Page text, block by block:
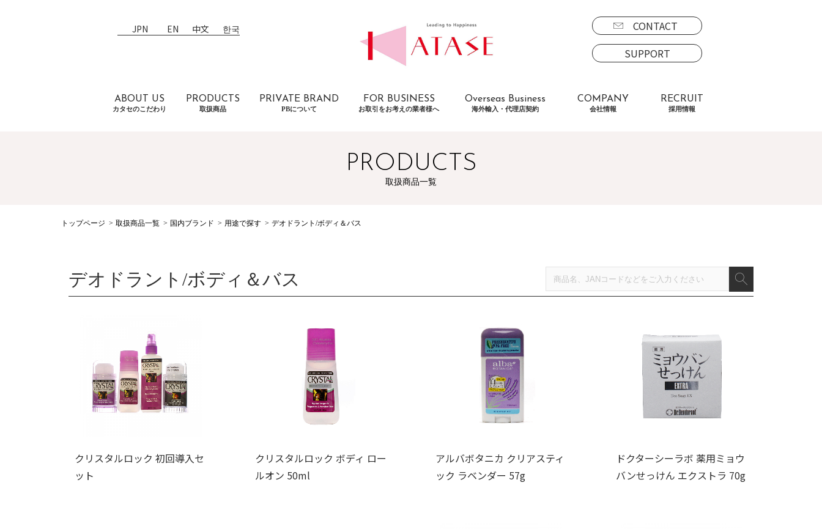
JPN EN 中文 한국
CONTACT
SUPPORT
ABOUT US
カタセのこだわり
PRODUCTS
取扱商品
PRIVATE BRAND
PBについて
FOR BUSINESS
お取引をお考えの業者様へ
Overseas Business
海外輸入・代理店契約
COMPANY
会社情報
RECRUIT
採用情報
PRODUCTS
取扱商品一覧
トップページ 取扱商品一覧 国内ブランド 用途で探す デオドラント/ボディ＆バス
デオドラント/ボディ＆バス
クリスタルロック 初回導入セ
ット
クリスタルロック ボディ ロー
ルオン 50ml
アルバボタニカ クリアスティ
ック ラベンダー 57g
ドクターシーラボ 薬用ミョウ
バンせっけん エクストラ 70g